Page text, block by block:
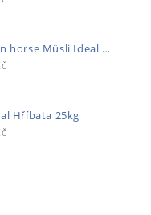
Fitmin horse Müsli Ideal 20kg
Hříbata 25kg